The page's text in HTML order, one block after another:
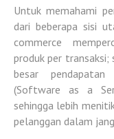
Untuk memahami
dari beberapa sisi
commerce
produk per transaksi;
besar pendapatan
(Software as a
sehingga lebih
pelanggan dalam